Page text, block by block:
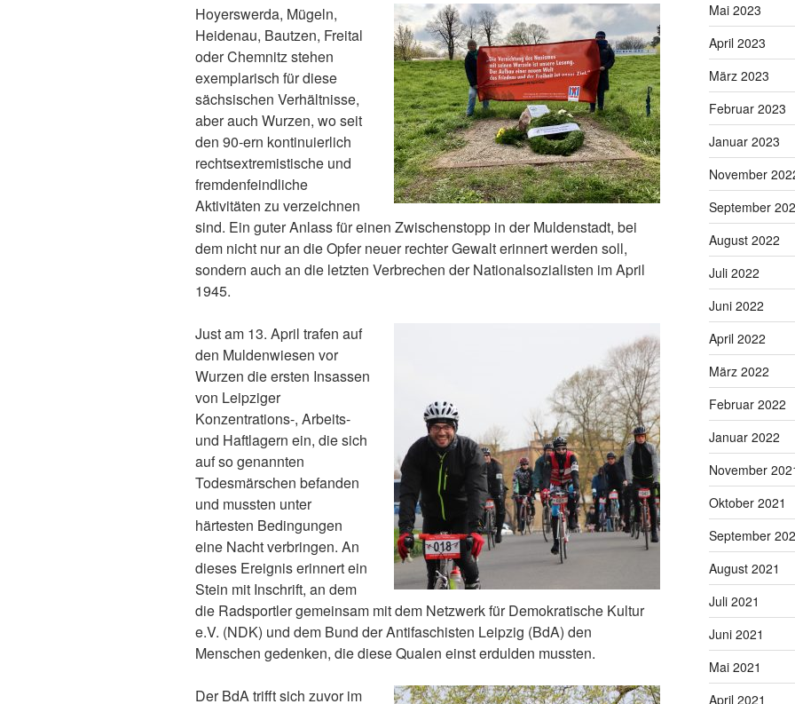
Hoyerswerda, Mügeln,
Heidenau, Bautzen, Freital
oder Chemnitz stehen
exemplarisch für diese
sächsischen Verhältnisse,
aber auch Wurzen, wo seit
den 90-ern kontinuierlich
rechtsextremistische und
fremdenfeindliche
Aktivitäten zu verzeichnen
sind. Ein guter Anlass für einen Zwischenstopp in der Muldenstadt, bei
dem nicht nur an die Opfer neuer rechter Gewalt erinnert werden soll,
sondern auch an die letzten Verbrechen der Nationalsozialisten im April
1945.
Just am 13. April trafen auf
den Muldenwiesen vor
Wurzen die ersten Insassen
von Leipziger
Konzentrations-, Arbeits-
und Haftlagern ein, die sich
auf so genannten
Todesmärschen befanden
und mussten unter
härtesten Bedingungen
eine Nacht verbringen. An
dieses Ereignis erinnert ein
Stein mit Inschrift, an dem
die Radsportler gemeinsam mit dem Netzwerk für Demokratische Kultur
e.V. (NDK) und dem Bund der Antifaschisten Leipzig (BdA) den
Menschen gedenken, die diese Qualen einst erdulden mussten.
Der BdA trifft sich zuvor im
Mai 2023
April 2023
März 2023
Februar 2023
Januar 2023
November
September
August 2022
Juli 2022
Juni 2022
April 2022
März 2022
Februar 2022
Januar 2022
November
Oktober 2021
September
August 2021
Juli 2021
Juni 2021
Mai 2021
April 2021